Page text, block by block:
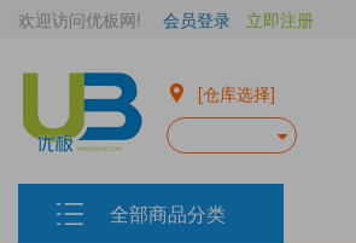
欢迎访问优板网! 会员登录 立即注册
[仓库选择]
全部商品分类